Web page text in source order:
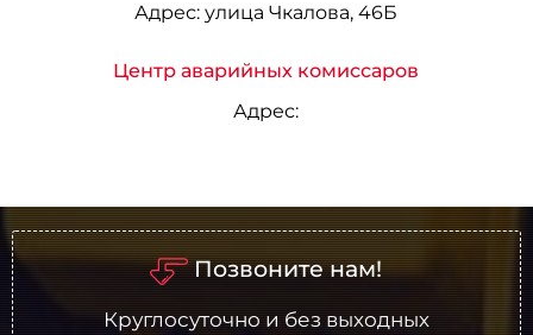
Адрес: улица Чкалова, 46Б
Центр аварийных комиссаров
Адрес:
Позвоните нам!
Круглосуточно и без выходных